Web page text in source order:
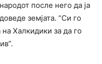
после него да ја
земјата. “Си го
Халкидики за да го